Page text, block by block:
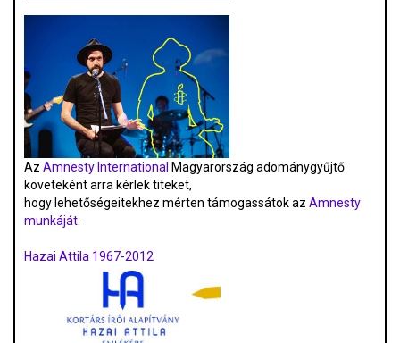
Az Amnesty International Magyarország adománygyűjtő
követeként arra kérlek titeket,
hogy lehetőségeitekhez mérten támogassátok az Amnesty
munkáját
Hazai Attila 1967-2012